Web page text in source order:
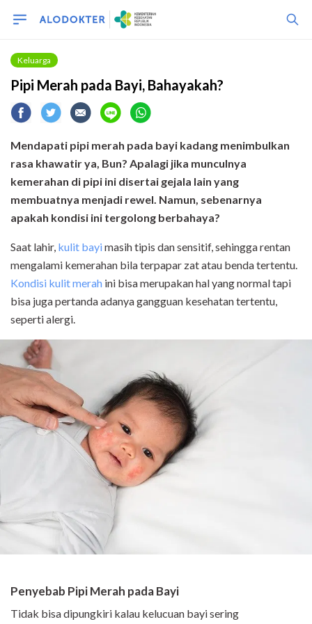
Keluarga
Pipi Merah pada Bayi, Bahayakah?
Mendapati pipi merah pada bayi kadang menimbulkan
rasa khawatir ya, Bun? Apalagi jika munculnya
kemerahan di pipi ini disertai gejala lain yang
membuatnya menjadi rewel. Namun, sebenarnya
apakah kondisi ini tergolong berbahaya?
Saat lahir, kulit bayimasih tipis dan sensitif, sehingga rentan
mengalami kemerahan bila terpapar zat atau benda tertentu.
Kondisi kulit merah ini bisa merupakan hal yang normal tapi
bisa juga pertanda adanya gangguan kesehatan tertentu,
seperti alergi.
Penyebab Pipi Merah pada Bayi
Tidak bisa dipungkiri kalau kelucuan bayi sering